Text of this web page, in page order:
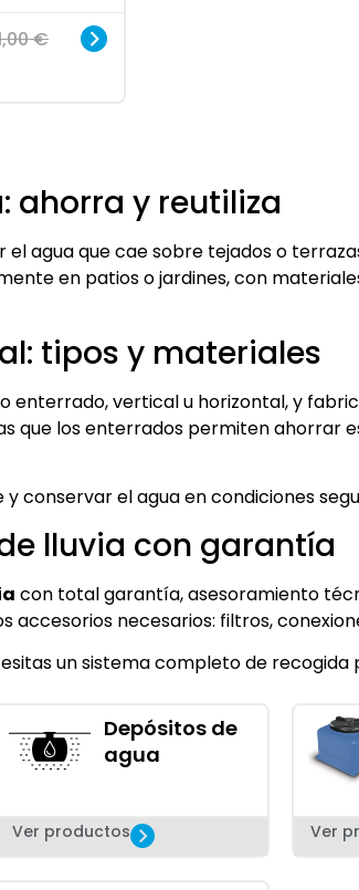
€
ahorra y reutiliza
agua que cae sobre tejados o
en patios o jardines, con
tipos y materiales
enterrado, vertical u horizontal, y
que los enterrados permiten ahorrar
conservar el agua en condiciones
lluvia con garantía
con total garantía, asesoramiento
accesorios necesarios: filtros,
un sistema completo de recogida
Depósitos de
agua
Ver productos Ver